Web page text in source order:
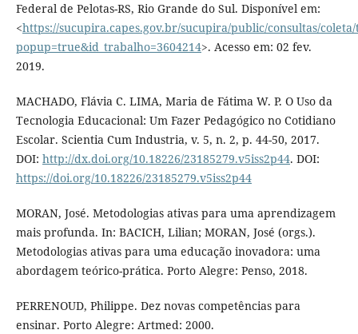
Federal de Pelotas-RS, Rio Grande do Sul. Disponível em:
<https://sucupira.capes.gov.br/sucupira/public/consultas/
popup=true&id_trabalho=3604214>. Acesso em: 02 fev.
2019.
MACHADO, Flávia C. LIMA, Maria de Fátima W. P. O Uso da
Tecnologia Educacional: Um Fazer Pedagógico no Cotidiano
Escolar. Scientia Cum Industria, v. 5, n. 2, p. 44-50, 2017.
DOI: http://dx.doi.org/10.18226/23185279.v5iss2p44. DOI:
https://doi.org/10.18226/23185279.v5iss2p44
MORAN, José. Metodologias ativas para uma aprendizagem
mais profunda. In: BACICH, Lilian; MORAN, José (orgs.).
Metodologias ativas para uma educação inovadora: uma
abordagem teórico-prática. Porto Alegre: Penso, 2018.
PERRENOUD, Philippe. Dez novas competências para
ensinar. Porto Alegre: Artmed: 2000.